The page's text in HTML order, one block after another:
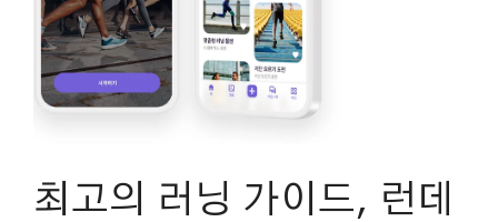
최고의 러닝 가이드, 런데